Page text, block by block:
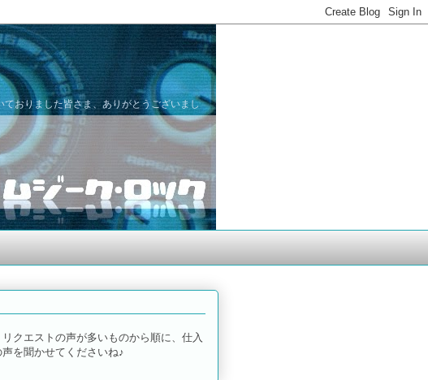
おりました皆さま、ありがとうございまし
リクエストの声が多いものから順に、仕入
を聞かせてくださいね♪